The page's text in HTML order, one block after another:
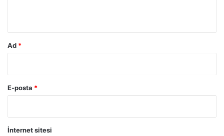
Ad *
E-posta *
İnternet sitesi